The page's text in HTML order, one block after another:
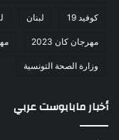
كوفيد 19 لبنان
مهرجان كان 2023
وزارة الصحة التونسية
أخبار مابابوست عربي